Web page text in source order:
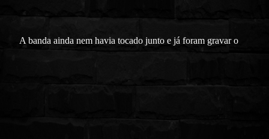
A banda ainda nem havia tocado junto e já foram gravar o